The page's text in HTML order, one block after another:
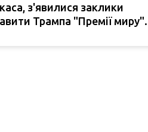
з'явилися заклики
Трампа "Премії миру".